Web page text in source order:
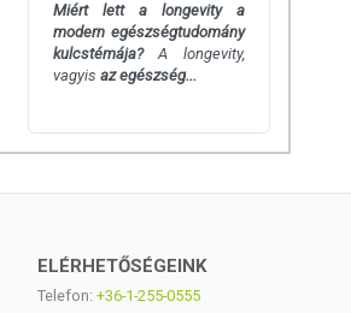
Miért lett a longevity a
modern egészségtudomány
kulcstémája?A longevity,
vagyis az egészség...
ELÉRHETŐSÉGEINK
Telefon: +36-1-255-0555